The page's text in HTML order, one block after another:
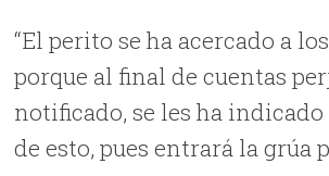
“El perito se ha acercado a
porque al final de cuentas
notificado, se les ha
de esto, pues entrará la grúa